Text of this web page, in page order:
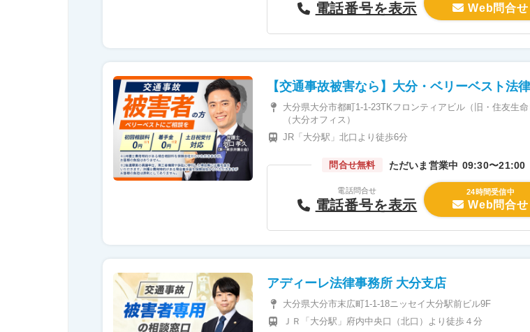
電話番号を表示 Web問合せ
【交通事故被害なら】大分・ベリーベスト法
大分県大分市都町1-1-23TKフロンティアビル（旧・住友生
（大分オフィス）
JR「大分駅」北口より徒歩6分
問合せ無料 ただいま営業中 09:30〜21:00
電話問合せ
電話番号を表示
24時間受信中
Web問合せ
アディーレ法律事務所 大分支店
大分県大分市末広町1-1-18ニッセイ大分駅前ビル9F
ＪＲ「大分駅」府内中央口（北口）より徒歩４分